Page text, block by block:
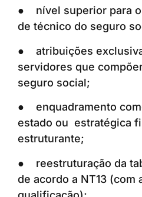
● nível superior para o
de técnico do seguro
● atribuições
servidores que
seguro social;
● enquadramento
estado ou estratégica
estruturante;
● reestruturação da
de acordo a NT13 (com